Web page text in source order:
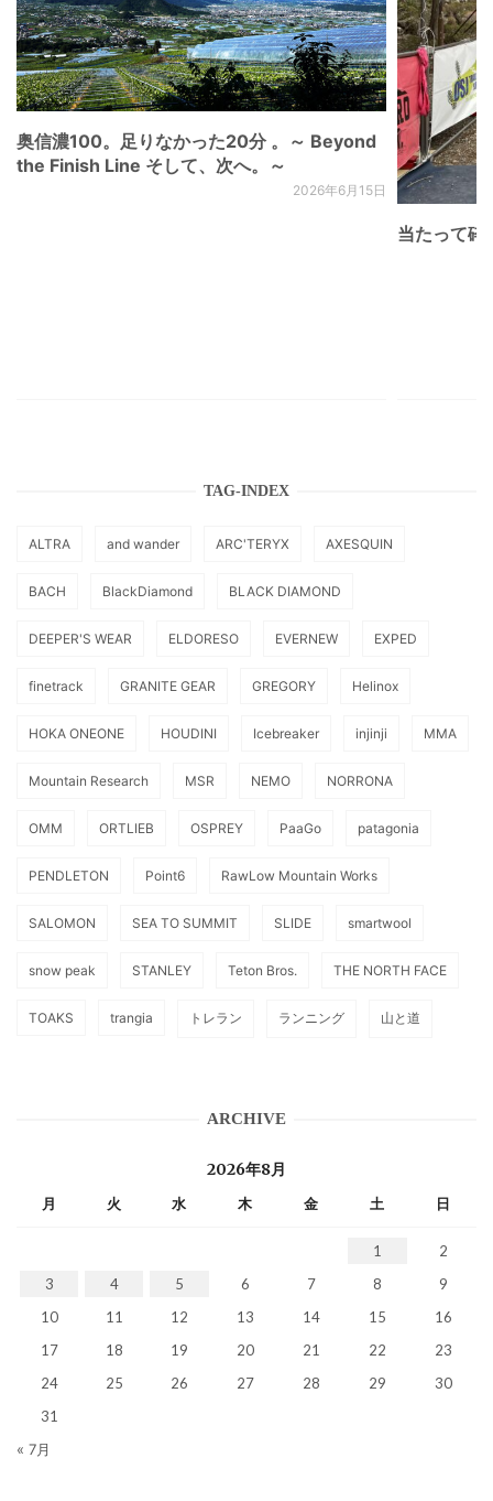
奥信濃100。足りなかった20分 。～ Beyond
the Finish Line そして、次へ。～
2026年6月15日
当たって砕
TAG-INDEX
ALTRA and wander ARC'TERYX AXESQUIN
BACH BlackDiamond BLACK DIAMOND
DEEPER'S WEAR ELDORESO EVERNEW EXPED
finetrack GRANITE GEAR GREGORY Helinox
HOKA ONEONE HOUDINI Icebreaker injinji MMA
Mountain Research MSR NEMO NORRONA
OMM ORTLIEB OSPREY PaaGo patagonia
PENDLETON Point6 RawLow Mountain Works
SALOMON SEA TO SUMMIT SLIDE smartwool
snow peak STANLEY Teton Bros. THE NORTH FACE
TOAKS trangia トレラン ランニング 山と道
ARCHIVE
2026年8月
月 火 水 木 金 土 日
1
2
3
4 5 6 7 8
9
10
11 12 13 14 15
16
17
18 19 20 21 22
23
24
25 26 27 28 29
30
31
« 7月